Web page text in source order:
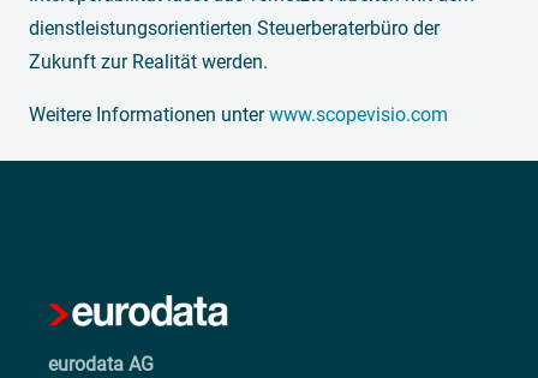
dienstleistungsorientierten Steuerberaterbüro der
Zukunft zur Realität werden.
Weitere Informationen unterwww.scopevisio.com
eurodata AG